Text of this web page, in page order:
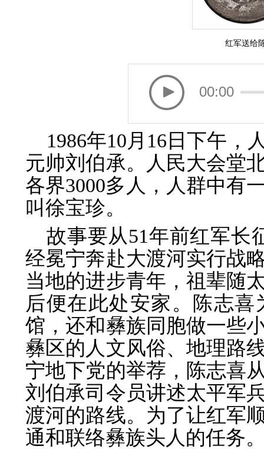
红军送给
00:00
1986年10月16日下午，
元帅刘伯承。人民大会堂
各界3000多人，人群中有
叫徐宝珍。
故事要从51年前红军长
经冕宁奔赴大渡河实行战
当地的进步青年，祖辈随
后便在此处安家。陈志
馆，还和彝族同胞做一些
彝区的人文风俗、地理路
宁地下党的举荐，陈志喜
刘伯承司令员讲述太平军
渡河的路线。为了让红军
通和联络彝族头人的任务